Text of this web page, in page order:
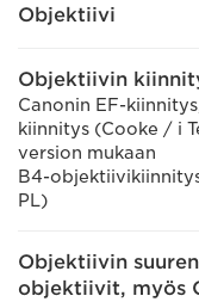
Objektiivi
Objektiivin
Canonin EF-
kiinnitys (Cooke / i
version mukaan
B4-
PL)
Objektiivin
objektiivit, myös